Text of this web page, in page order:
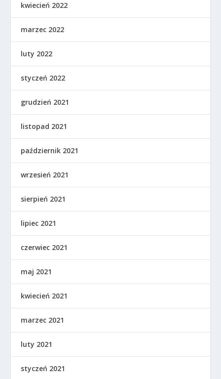
kwiecień 2022
marzec 2022
luty 2022
styczeń 2022
grudzień 2021
listopad 2021
październik 2021
wrzesień 2021
sierpień 2021
lipiec 2021
czerwiec 2021
maj 2021
kwiecień 2021
marzec 2021
luty 2021
styczeń 2021